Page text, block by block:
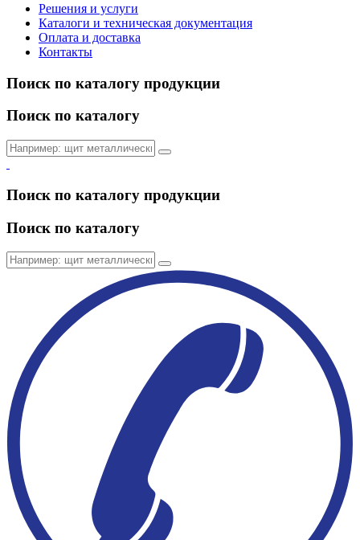
Решения и услуги
Каталоги и техническая документация
Оплата и доставка
Контакты
Поиск по каталогу продукции
Поиск по каталогу
Поиск по каталогу продукции
Поиск по каталогу